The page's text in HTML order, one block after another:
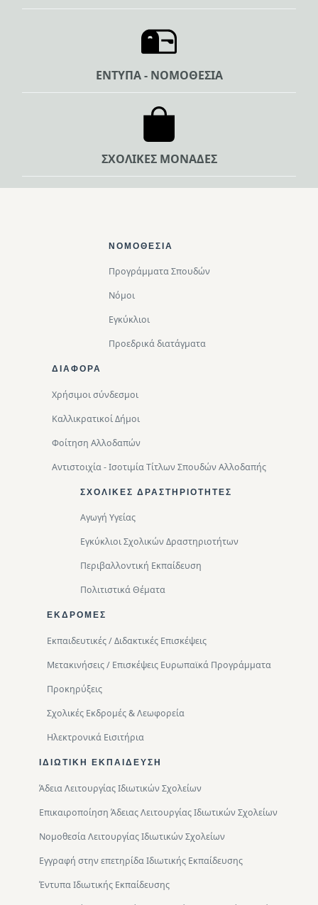
ΕΝΤΥΠΑ - ΝΟΜΟΘΕΣΙΑ
ΣΧΟΛΙΚΕΣ ΜΟΝΑΔΕΣ
ΝΟΜΟΘΕΣΊΑ
Προγράμματα Σπουδών
Νόμοι
Εγκύκλιοι
Προεδρικά διατάγματα
ΔΙΑΦΟΡΑ
Χρήσιμοι σύνδεσμοι
Καλλικρατικοί Δήμοι
Φοίτηση Αλλοδαπών
Αντιστοιχία - Ισοτιμία Τίτλων Σπουδών Αλλοδαπής
ΣΧΟΛΙΚΈΣ ΔΡΑΣΤΗΡΙΌΤΗΤΕΣ
Αγωγή Υγείας
Εγκύκλιοι Σχολικών Δραστηριοτήτων
Περιβαλλοντική Eκπαίδευση
Πολιτιστικά Θέματα
ΕΚΔΡΟΜΈΣ
Εκπαιδευτικές / Διδακτικές Επισκέψεις
Μετακινήσεις / Επισκέψεις Ευρωπαϊκά Προγράμματα
Προκηρύξεις
Σχολικές Εκδρομές & Λεωφορεία
Ηλεκτρονικά Εισιτήρια
ΙΔΙΩΤΙΚΉ ΕΚΠΑΊΔΕΥΣΗ
Άδεια Λειτουργίας Ιδιωτικών Σχολείων
Επικαιροποίηση Άδειας Λειτουργίας Ιδιωτικών Σχολείων
Νομοθεσία Λειτουργίας Ιδιωτικών Σχολείων
Εγγραφή στην επετηρίδα Ιδιωτικής Εκπαίδευσης
Έντυπα Ιδιωτικής Εκπαίδευσης